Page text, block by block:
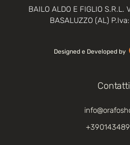
BAILO ALDO E FIGLIO S.R.L.
BASALUZZO (AL)
Contatti